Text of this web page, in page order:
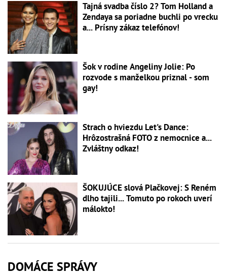
Tajná svadba číslo 2? Tom Holland a
Zendaya sa poriadne buchli po vrecku
a... Prísny zákaz telefónov!
Šok v rodine Angeliny Jolie: Po
rozvode s manželkou priznal - som
gay!
Strach o hviezdu Let's Dance:
Hrôzostrašná FOTO z nemocnice a...
Zvláštny odkaz!
ŠOKUJÚCE slová Plačkovej: S Reném
dlho tajili... Tomuto po rokoch uverí
málokto!
DOMÁCE SPRÁVY